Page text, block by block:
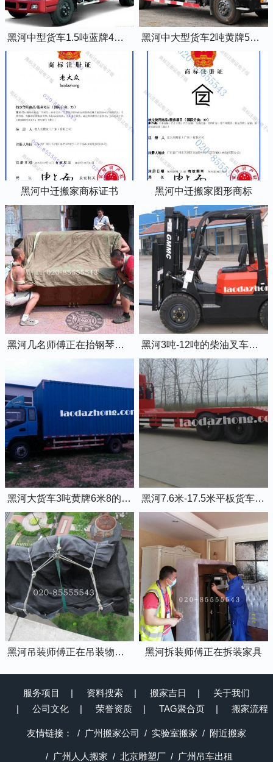
黑河中型货车1.5吨蓝牌4米2厢式货车 黑河中大型货车2吨黄牌5米2厢式货车
黑河中迁搬家商标证书 黑河中迁搬家图形商标
黑河几名师傅正在抬钢琴上楼 黑河3吨-12吨的柴油叉车出租
黑河大货车3吨黄牌6米8的厢式货车 黑河7.6米-17.5米平板货车出租
黑河吊装师傅正在吊装物品上楼 黑河拆装师傅正在拆装家具
服务项目 资料搜索 搬家吉日
关于我们
公司文化
荣誉资质 TAG聚合页 搬家流程
友情链接： 广州搬家公司 实验室搬家 附近搬家
广州人人搬家 北京雕塑厂 广州吊车出租